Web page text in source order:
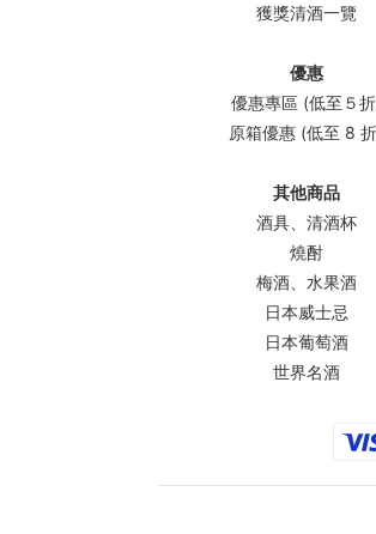
獲獎清酒一覽
優惠
優惠專區 (低至５
原箱優惠 (低至 8
其他商品
酒具、清酒杯
燒酎
梅酒、水果酒
日本威士忌
日本葡萄酒
世界名酒